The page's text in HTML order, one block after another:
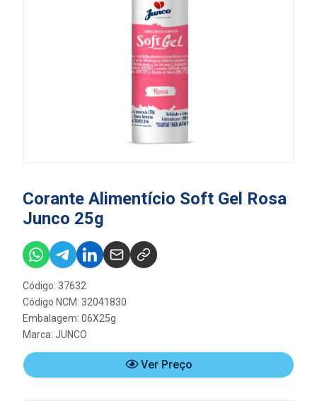
Corante Alimentício Soft Gel Rosa
Junco 25g
Código: 37632
Código NCM: 32041830
Embalagem: 06X25g
Marca: JUNCO
Ver Preço